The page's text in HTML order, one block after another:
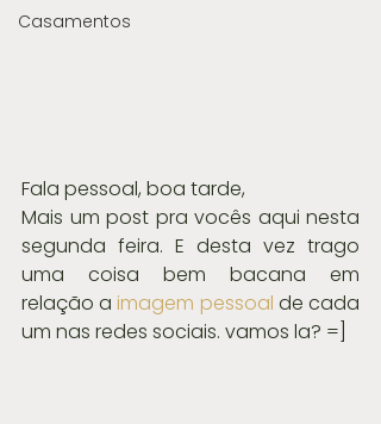
Casamentos
Fala pessoal, boa tarde,
Mais um post pra vocês aqui nesta
segunda feira. E desta vez trago
uma coisa bem bacana em
relação a imagem pessoal de cada
um nas redes sociais. vamos la? =]